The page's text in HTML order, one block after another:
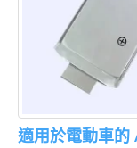
適用於電動車的